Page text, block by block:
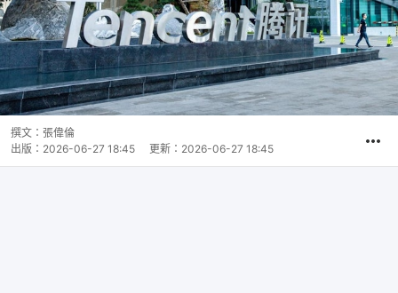
撰文： 張偉倫
出版： 2026-06-27 18:45 更新： 2026-06-27 18:45